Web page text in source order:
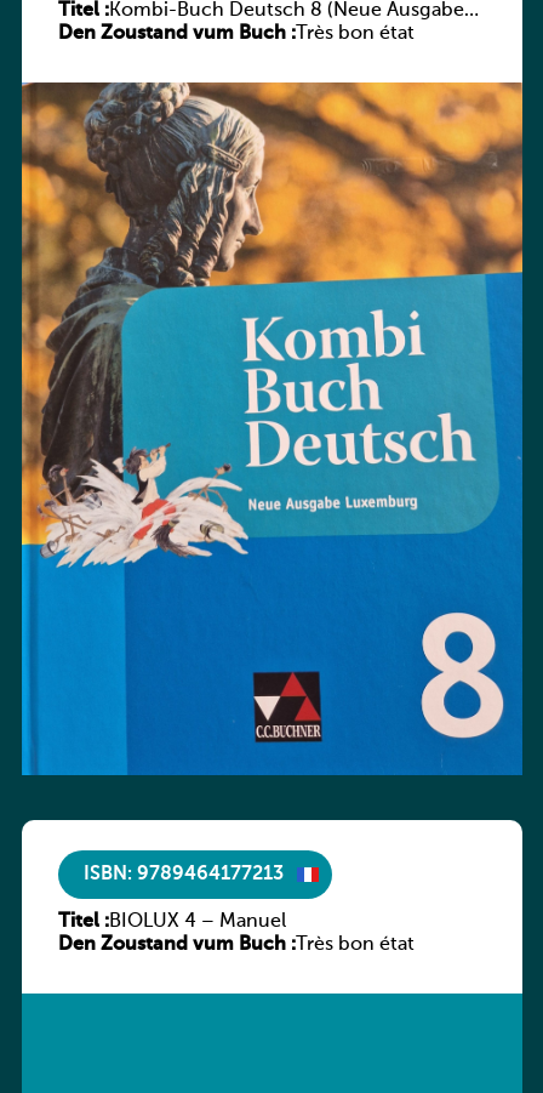
Titel :Kombi-Buch Deutsch 8 (Neue Ausgabe
Luxemburg)
Den Zoustand vum Buch :Très bon état
ISBN: 9789464177213
Titel :BIOLUX 4 – Manuel
Den Zoustand vum Buch :Très bon état